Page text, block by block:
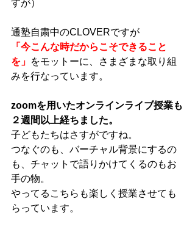
すが）
通塾自粛中のCLOVERですが
「今こんな時だからこそできること
を」 をモットーに、さまざまな取り組
みを行なっています。
zoomを用いたオンラインライブ授業も
２週間以上経ちました。
子どもたちはさすがですね。
つなぐのも、バーチャル背景にするの
も、チャットで語りかけてくるのもお
手の物。
やってるこちらも楽しく授業させても
らっています。